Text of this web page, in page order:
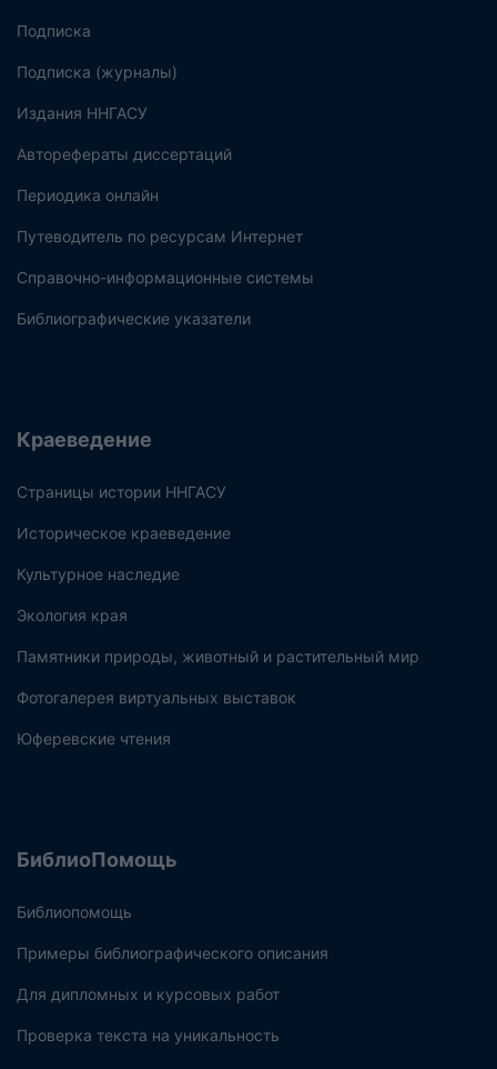
Подписка
Подписка (журналы)
Издания ННГАСУ
Авторефераты диссертаций
Периодика онлайн
Путеводитель по ресурсам Интернет
Справочно-информационные системы
Библиографические указатели
Краеведение
Страницы истории ННГАСУ
Историческое краеведение
Культурное наследие
Экология края
Памятники природы, животный и растительный мир
Фотогалерея виртуальных выставок
Юферевские чтения
БиблиоПомощь
Библиопомощь
Примеры библиографического описания
Для дипломных и курсовых работ
Проверка текста на уникальность